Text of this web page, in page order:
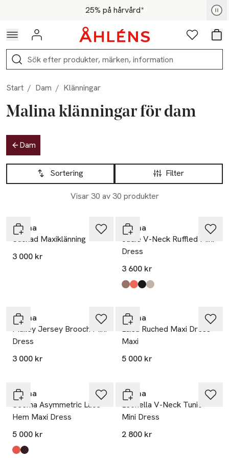
Hoppa till navigationsmenyn25% på hårvård*
För medlemmar - Shoppa nu
Logga in Favoriter
Sök
Start / Dam / Klänningar
Malina klänningar för dam
Hoppa till produktsidan
Dam
Hoppa till produktsidan
Filter
Sortering
Visar 30 av 30 produkter
Lista över produkter
Malina
Stickad Maxiklänning
3 000 kr
Malina
Jadie V-Neck Ruffled Mini
Dress
3 600 kr
Produkten finns i färgerna:
Taupe,
Coral,
Black,
Shaded Dot
Malina
Mailey Jersey Brooch Mini
Dress
3 000 kr
Malina
Luisa Ruched Maxi Dress
Maxi
5 000 kr
Malina
Seema Asymmetric Lace
Hem Maxi Dress
5 000 kr
Produkten finns i färgerna:
Coral
Dark Brown
Malina
Leonella V-Neck Tunic
Mini Dress
2 800 kr